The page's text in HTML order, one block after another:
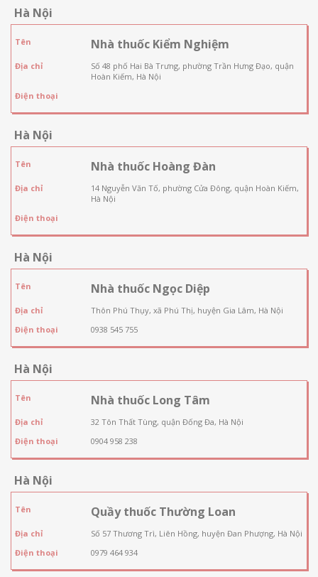
Hà Nội
Tên Nhà thuốc Kiểm Nghiệm
Địa chỉ
Số 48 phố Hai Bà Trưng, phường Trần Hưng Đạo, quận
Hoàn Kiếm, Hà Nội
Điện thoại
Hà Nội
Tên Nhà thuốc Hoàng Đàn
Địa chỉ
14 Nguyễn Văn Tố, phường Cửa Đông, quận Hoàn Kiếm,
Hà Nội
Điện thoại
Hà Nội
Tên Nhà thuốc Ngọc Diệp
Địa chỉ
Thôn Phú Thụy, xã Phú Thị, huyện Gia Lâm, Hà Nội
Điện thoại
0938 545 755
Hà Nội
Tên Nhà thuốc Long Tâm
Địa chỉ
32 Tôn Thất Tùng, quận Đống Đa, Hà Nội
Điện thoại
0904 958 238
Hà Nội
Tên Quầy thuốc Thường Loan
Địa chỉ
Số 57 Thương Trì, Liên Hồng, huyện Đan Phượng, Hà Nội
Điện thoại
0979 464 934